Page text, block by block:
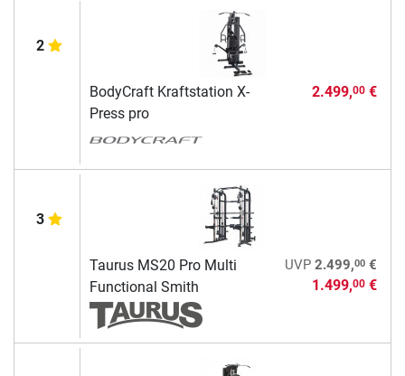
2
BodyCraft Kraftstation X-
Press pro
2.499,00€
3
Taurus MS20 Pro Multi
Functional Smith
UVP 2.499,00€
1.499,00€